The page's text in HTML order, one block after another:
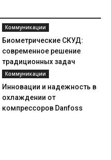
Коммуникации
Биометрические СКУД:
современное решение
традиционных задач
Коммуникации
Инновации и надежность в
охлаждении от
компрессоров Danfoss